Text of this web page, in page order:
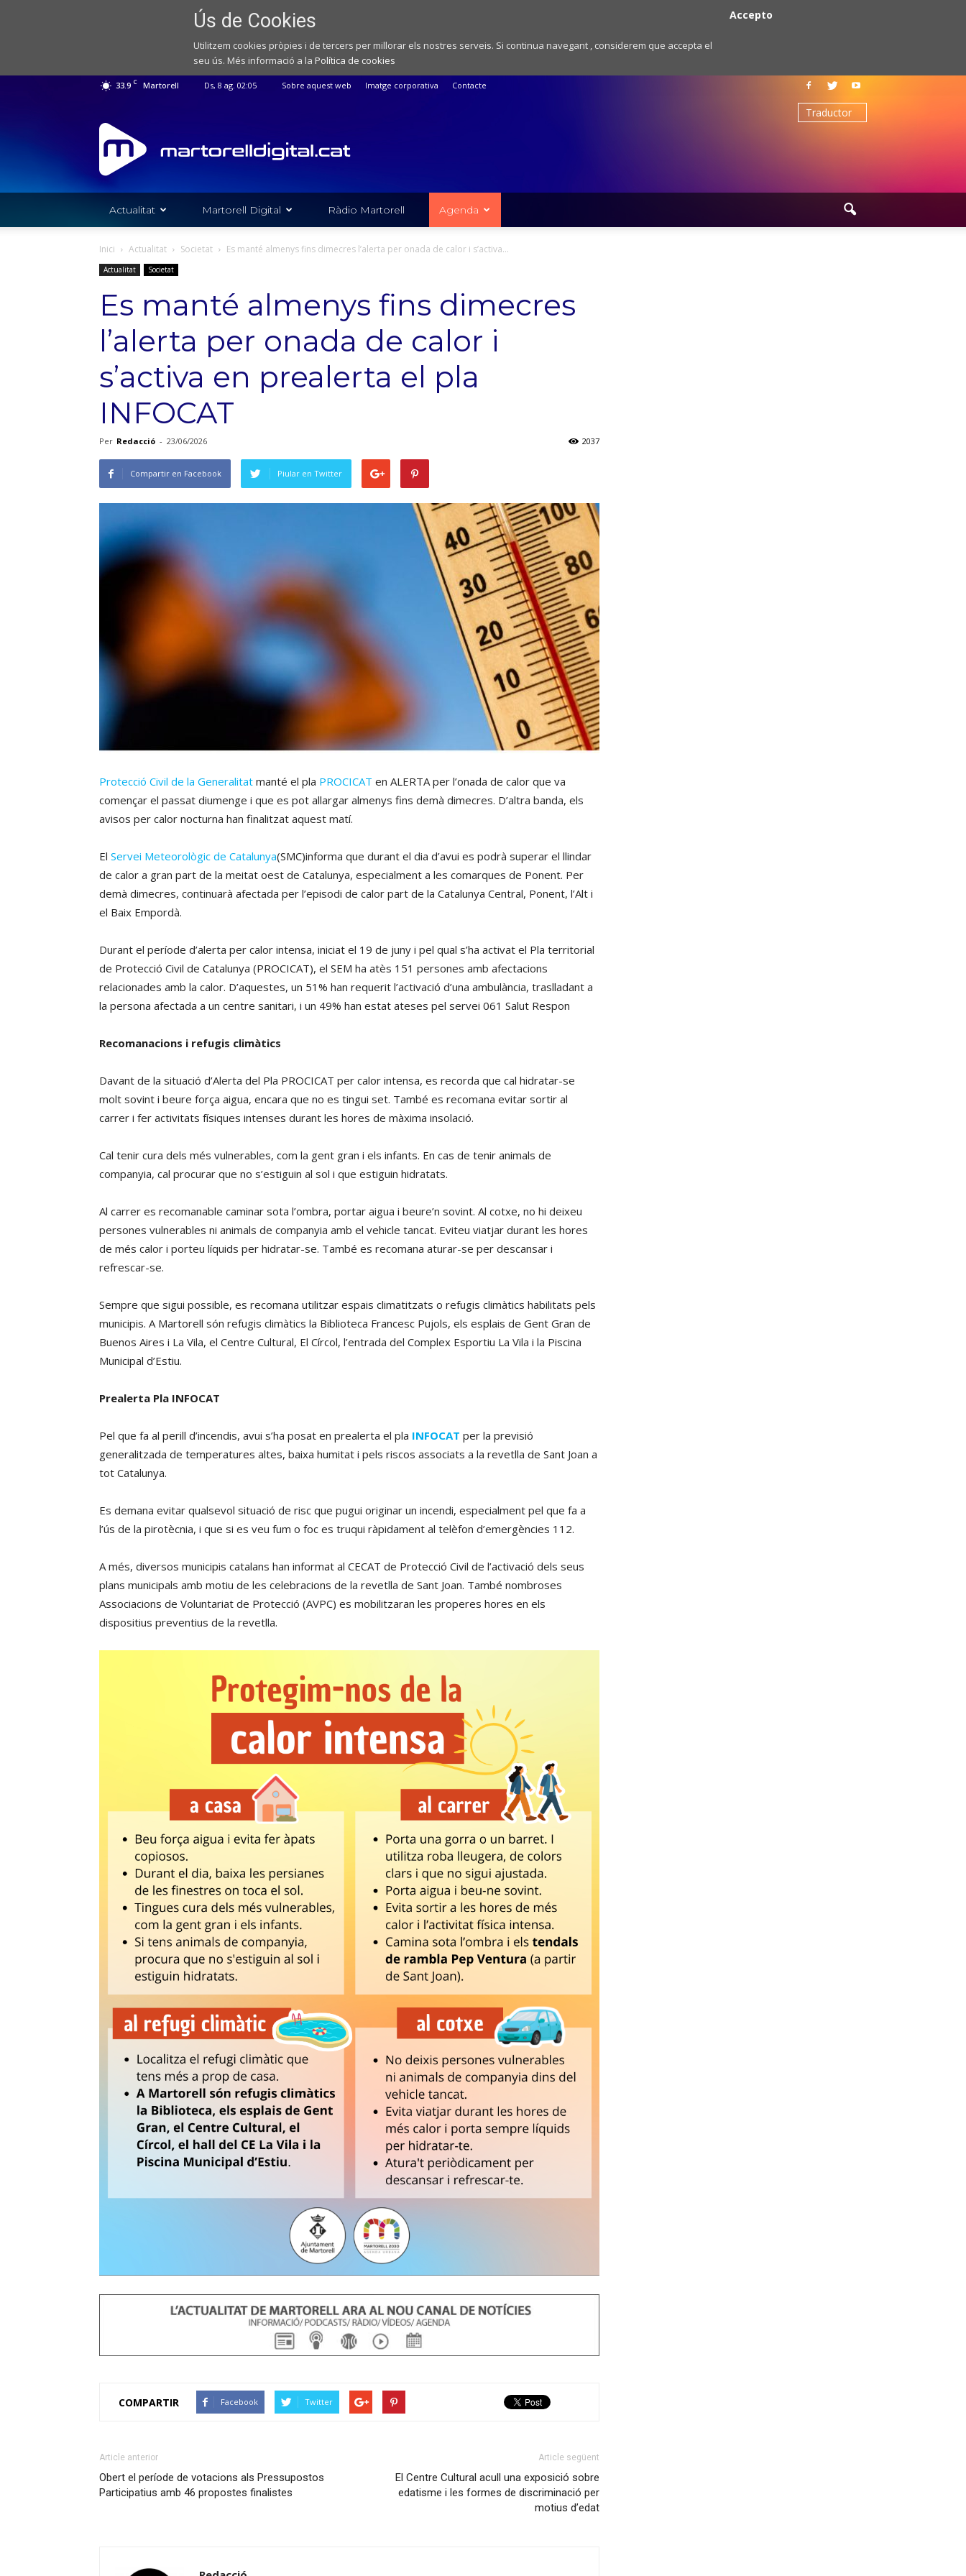
Ús de Cookies
Utilitzem cookies pròpies i de tercers per millorar els nostres serveis. Si continua navegant , considerem que accepta el
seu ús. Més informació a la Política de cookies
Accepto
33.9 C Martorell Ds, 8 ag. 02:05 Sobre aquest web Imatge corporativa Contacte
Web
de
notícies
de
l'Ajuntament
Martorell
Actualitat Martorell Digital Ràdio Martorell Agenda
Inici Actualitat Societat Es manté almenys fins dimecres l’alerta per onada de calor i s’activa...
Actualitat Societat
Es manté almenys fins dimecres
l’alerta per onada de calor i
s’activa en prealerta el pla
INFOCAT
Per Redacció - 23/06/2026 2037
Compartir en Facebook Piular en Twitter
Protecció Civil de la Generalitat manté el pla PROCICAT en ALERTA per l’onada de calor que va
començar el passat diumenge i que es pot allargar almenys fins demà dimecres. D’altra banda, els
avisos per calor nocturna han finalitzat aquest matí.
El Servei Meteorològic de Catalunya(SMC)informa que durant el dia d’avui es podrà superar el llindar
de calor a gran part de la meitat oest de Catalunya, especialment a les comarques de Ponent. Per
demà dimecres, continuarà afectada per l’episodi de calor part de la Catalunya Central, Ponent, l’Alt i
el Baix Empordà.
Durant el període d’alerta per calor intensa, iniciat el 19 de juny i pel qual s’ha activat el Pla territorial
de Protecció Civil de Catalunya (PROCICAT), el SEM ha atès 151 persones amb afectacions
relacionades amb la calor. D’aquestes, un 51% han requerit l’activació d’una ambulància, traslladant a
la persona afectada a un centre sanitari, i un 49% han estat ateses pel servei 061 Salut Respon
Recomanacions i refugis climàtics
Davant de la situació d’Alerta del Pla PROCICAT per calor intensa, es recorda que cal hidratar-se
molt sovint i beure força aigua, encara que no es tingui set. També es recomana evitar sortir al
carrer i fer activitats físiques intenses durant les hores de màxima insolació.
Cal tenir cura dels més vulnerables, com la gent gran i els infants. En cas de tenir animals de
companyia, cal procurar que no s’estiguin al sol i que estiguin hidratats.
Al carrer es recomanable caminar sota l’ombra, portar aigua i beure’n sovint. Al cotxe, no hi deixeu
persones vulnerables ni animals de companyia amb el vehicle tancat. Eviteu viatjar durant les hores
de més calor i porteu líquids per hidratar-se. També es recomana aturar-se per descansar i
refrescar-se.
Sempre que sigui possible, es recomana utilitzar espais climatitzats o refugis climàtics habilitats pels
municipis. A Martorell són refugis climàtics la Biblioteca Francesc Pujols, els esplais de Gent Gran de
Buenos Aires i La Vila, el Centre Cultural, El Círcol, l’entrada del Complex Esportiu La Vila i la Piscina
Municipal d’Estiu.
Prealerta Pla INFOCAT
Pel que fa al perill d’incendis, avui s’ha posat en prealerta el pla INFOCAT per la previsió
generalitzada de temperatures altes, baixa humitat i pels riscos associats a la revetlla de Sant Joan a
tot Catalunya.
Es demana evitar qualsevol situació de risc que pugui originar un incendi, especialment pel que fa a
l’ús de la pirotècnia, i que si es veu fum o foc es truqui ràpidament al telèfon d’emergències 112.
A més, diversos municipis catalans han informat al CECAT de Protecció Civil de l’activació dels seus
plans municipals amb motiu de les celebracions de la revetlla de Sant Joan. També nombroses
Associacions de Voluntariat de Protecció (AVPC) es mobilitzaran les properes hores en els
dispositius preventius de la revetlla.
COMPARTIR Facebook Twitter
Article anterior
Obert el període de votacions als Pressupostos
Participatius amb 46 propostes finalistes
Article següent
El Centre Cultural acull una exposició sobre
edatisme i les formes de discriminació per
motius d’edat